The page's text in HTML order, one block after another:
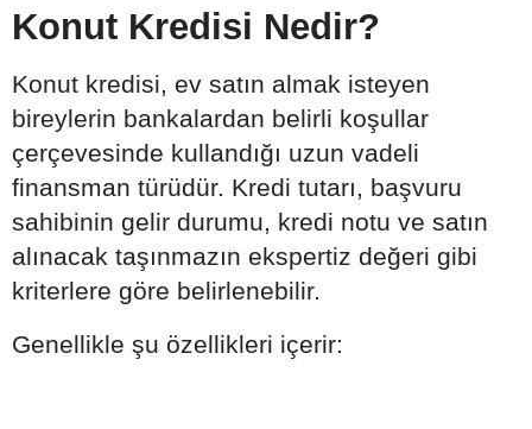
Konut Kredisi Nedir?
Konut kredisi, ev satın almak isteyen
bireylerin bankalardan belirli koşullar
çerçevesinde kullandığı uzun vadeli
finansman türüdür. Kredi tutarı, başvuru
sahibinin gelir durumu, kredi notu ve satın
alınacak taşınmazın ekspertiz değeri gibi
kriterlere göre belirlenebilir.
Genellikle şu özellikleri içerir: